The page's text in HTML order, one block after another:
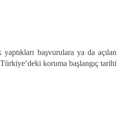
başvurulara ya da açılan
koruma başlangıç tarihi